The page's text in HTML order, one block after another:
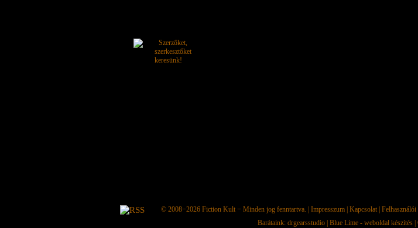
© 2008−2026 Fiction Kult− Minden jog fenntartva. | Impresszum| Kapcsolat| Felhasználói
Barátaink: drgearsstudio| Blue Lime - weboldal készítés|